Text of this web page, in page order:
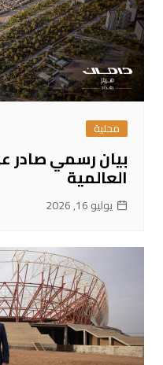
محلية
بيان رسمي صادر
العالمية
يوليو 16, 2026